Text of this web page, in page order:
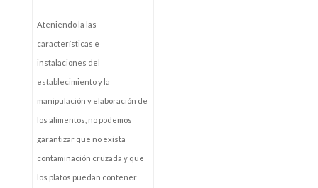
Ateniendo la las
características e
instalaciones del
establecimiento y la
manipulación y elaboración de
los alimentos, no podemos
garantizar que no exista
contaminación cruzada y que
los platos puedan contener